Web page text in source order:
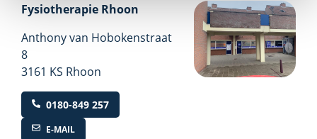
Fysiotherapie Rhoon
Anthony van Hobokenstraat
8
3161 KS Rhoon
0180-849 257
E-MAIL